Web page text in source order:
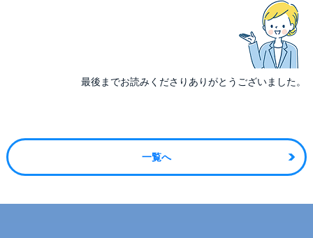
最後までお読みくださりありがとうございました。
一覧へ